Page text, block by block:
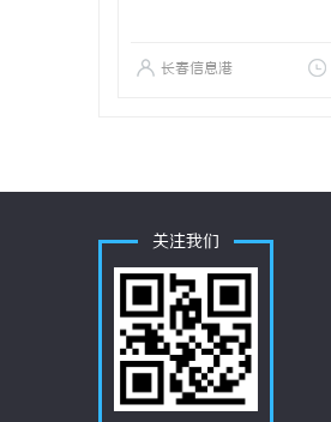
长春信息港
关注我们